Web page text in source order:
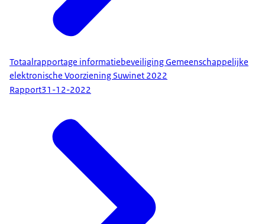
Totaalrapportage informatiebeveiliging Gemeenschappelijke
elektronische Voorziening Suwinet 2022
Rapport31-12-2022